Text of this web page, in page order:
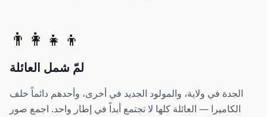
👨‍👩‍👧‍👦
لمّ شمل العائلة
الجدة في ولاية، والمولود الجديد في أخرى، وأحدهم دائماً خلف
الكاميرا — العائلة كلها لا تجتمع أبداً في إطار واحد. اجمع صور